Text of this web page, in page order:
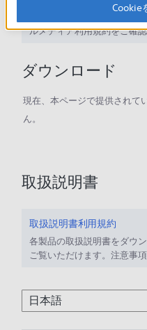
サポート動画をご利用の際に
ルメディア利用規約をご確
ダウンロード
現在、本ページで提供されて
ん。
取扱説明書
取扱説明書利用規約
各製品の取扱説明書をダウ
ご覧いただけます。注意事
Cookie